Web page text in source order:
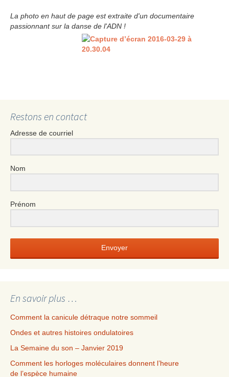
La photo en haut de page est extraite d'un documentaire
passionnant sur la danse de l'ADN !
Restons en contact
Adresse de courriel
Nom
Prénom
Envoyer
En savoir plus …
Comment la canicule détraque notre sommeil
Ondes et autres histoires ondulatoires
La Semaine du son – Janvier 2019
Comment les horloges moléculaires donnent l’heure
de l’espèce humaine